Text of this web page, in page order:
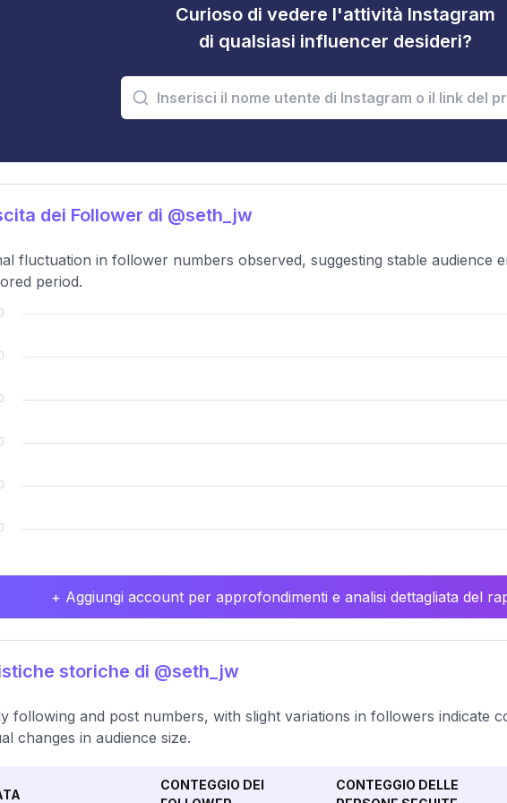
Curioso di vedere l'attività Instagram
di qualsiasi influencer desideri?
dei Follower di @seth_jw
fluctuation in follower numbers observed, suggesting stable audience
period.
+ Aggiungi account per approfondimenti e analisi dettagliata del
storiche di @seth_jw
following and post numbers, with slight variations in followers indicate
changes in audience size.
CONTEGGIO DEI
CONTEGGIO DELLE